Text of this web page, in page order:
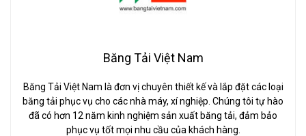
Băng Tải Việt Nam
Băng Tải Việt Nam là đơn vị chuyên thiết kế và lắp đặt các loại
băng tải phục vụ cho các nhà máy, xí nghiệp. Chúng tôi tự hào
đã có hơn 12 năm kinh nghiệm sản xuất băng tải, đảm bảo
phục vụ tốt mọi nhu cầu của khách hàng.